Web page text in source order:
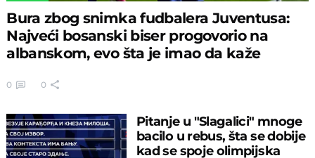
Bura zbog snimka fudbalera Juventusa:
Najveći bosanski biser progovorio na
albanskom, evo šta je imao da kaže
0 0
Pitanje u "Slagalici" mnoge
bacilo u rebus, šta se dobije
kad se spoje olimpijska